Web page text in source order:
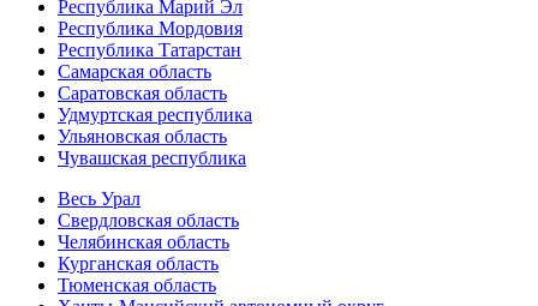
Республика Марий Эл
Республика Мордовия
Республика Татарстан
Самарская область
Саратовская область
Удмуртская республика
Ульяновская область
Чувашская республика
Весь Урал
Свердловская область
Челябинская область
Курганская область
Тюменская область